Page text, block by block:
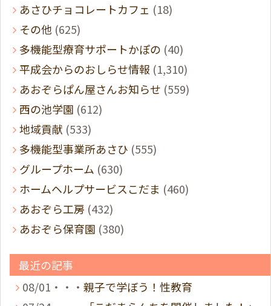
あさひチョコレートカフェ (18)
その他 (625)
多機能型療育サポートかぽの (40)
平成会からのおしらせ情報 (1,310)
あおぞらぱん屋さんお知らせ (559)
西の池学園 (612)
地域貢献 (533)
多機能型事業所あさひ (555)
グループホーム (630)
ホームヘルプサービスこだま (460)
あおぞら工房 (432)
あおぞら保育園 (380)
最近の記事
08/01・・・ 親子で学ぼう！性教育